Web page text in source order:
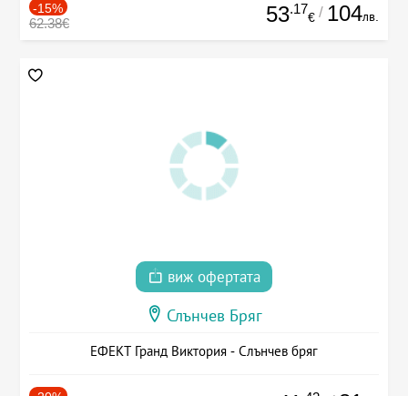
-15%
62.38€ 53.17
€ / 104лв.
виж офертата
Слънчев Бряг
ЕФЕКТ Гранд Виктория - Слънчев бряг